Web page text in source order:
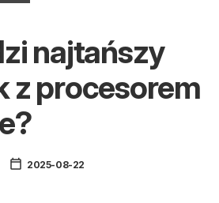
najtańszy
z procesorem
2025-08-22